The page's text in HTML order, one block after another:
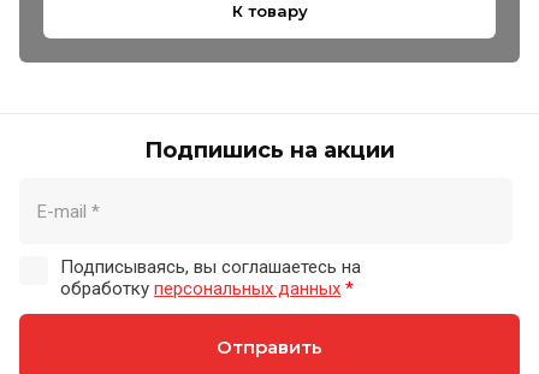
К товару
Подпишись на акции
Подписываясь, вы соглашаетесь на
обработку персональных данных *
Отправить